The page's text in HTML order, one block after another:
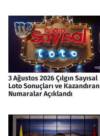
3 Ağustos 2026 Çılgın Sayısal
Loto Sonuçları ve Kazandıran
Numaralar Açıklandı